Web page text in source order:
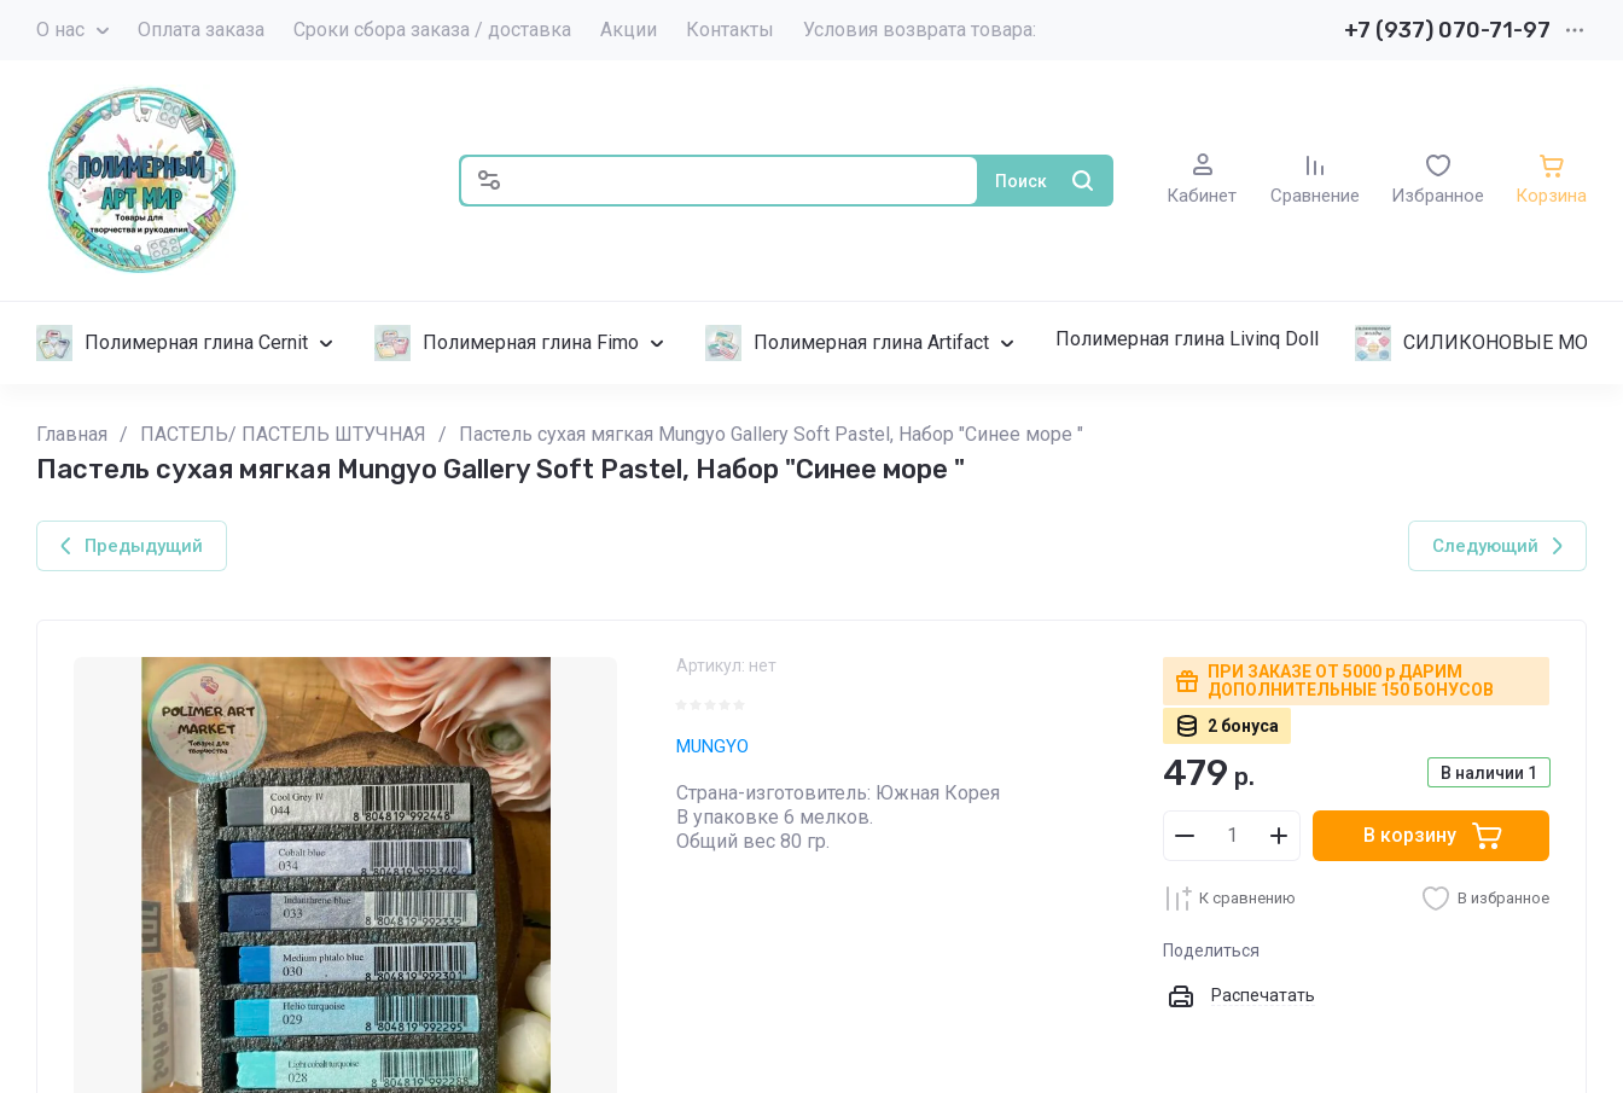
О нас Оплата заказа Сроки сбора заказа / доставка Акции Контакты Условия возврата товара: +7 (937) 070-71-97
Поиск
Кабинет Сравнение Избранное Корзина
Полимерная глина Cernit Полимерная глина Fimo Полимерная глина Artifact Полимерная глина Livinq Doll СИЛИКОНОВЫЕ
Главная / ПАСТЕЛЬ/ ПАСТЕЛЬ ШТУЧНАЯ / Пастель сухая мягкая Mungyo Gallery Soft Pastel, Набор "Синее море "
Пастель сухая мягкая Mungyo Gallery Soft Pastel, Набор "Синее море "
Предыдущий Следующий
Артикул: нет
MUNGYO
Страна-изготовитель: Южная Корея
В упаковке 6 мелков.
Общий вес 80 гр.
ПРИ ЗАКАЗЕ ОТ 5000 р ДАРИМ
ДОПОЛНИТЕЛЬНЫЕ 150 БОНУСОВ
2 бонуса
В наличии 1
479 р.
В корзину
К сравнению В избранное
Поделиться
Распечатать